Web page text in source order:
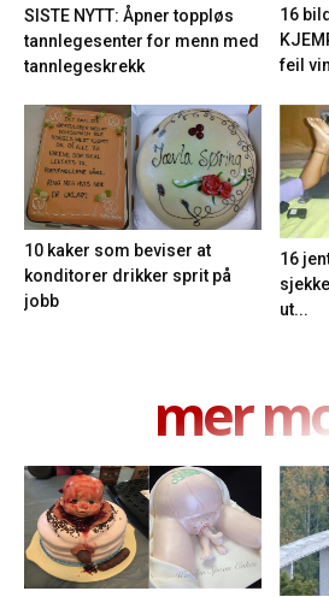
SISTE NYTT: Åpner toppløs
tannlegesenter for menn med
tannlegeskrekk
16
feil
10 kaker som beviser at
konditorer drikker sprit på
jobb
16
ut...
mer